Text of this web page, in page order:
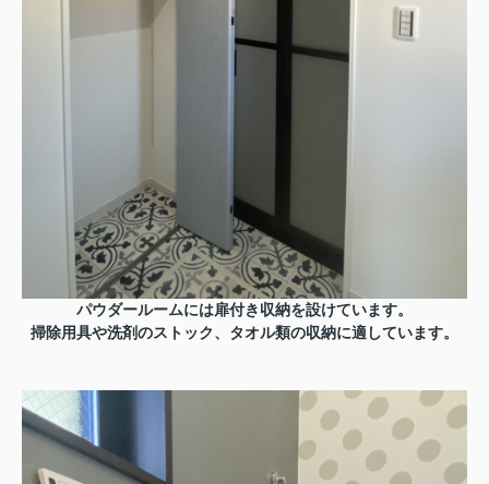
パウダールームには扉付き収納を設けています。
掃除用具や洗剤のストック、タオル類の収納に適しています。